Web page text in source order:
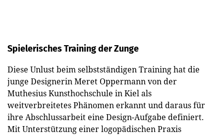
Spielerisches Training der Zunge
Diese Unlust beim selbstständigen Training hat die
junge Designerin Meret Oppermann von der
Muthesius Kunsthochschule in Kiel als
weitverbreitetes Phänomen erkannt und daraus für
ihre Abschlussarbeit eine Design-Aufgabe definiert.
Mit Unterstützung einer logopädischen Praxis